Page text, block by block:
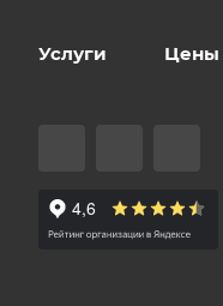
Услуги Цены